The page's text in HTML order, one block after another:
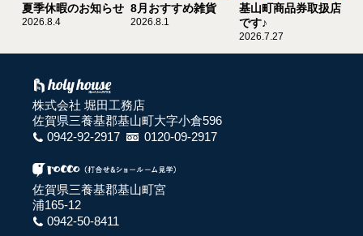
夏季休暇のお知らせ
2026.8.4
8月おすすめ雑貨
2026.8.1
基山町商品券取扱店
です♪
2026.7.27
株式会社 堀田工務店
佐賀県三養基郡基山町大字小倉596
0942-92-2917
0120-09-2917
佐賀県三養基郡基山町宮
浦165-12
0942-50-8411